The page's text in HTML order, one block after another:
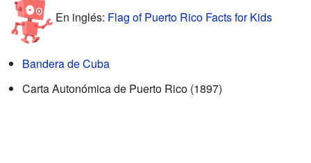
En inglés: Flag of Puerto Rico Facts for Kids
Bandera de Cuba
Carta Autonómica de Puerto Rico (1897)